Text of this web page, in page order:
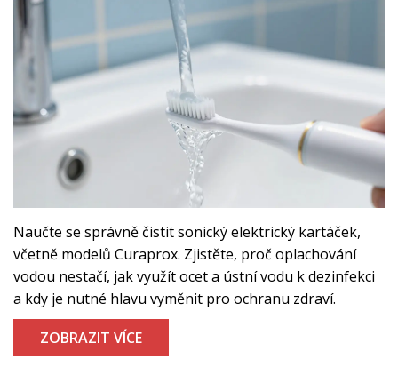
Naučte se správně čistit sonický elektrický kartáček,
včetně modelů Curaprox. Zjistěte, proč oplachování
vodou nestačí, jak využít ocet a ústní vodu k dezinfekci
a kdy je nutné hlavu vyměnit pro ochranu zdraví.
ZOBRAZIT VÍCE